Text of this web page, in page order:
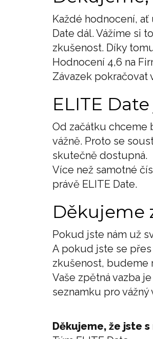
Každé hodnocení,
Date dál. Vážíme si
zkušenost. Díky
Hodnocení 4,6 na
Závazek pokračovat
ELITE
Od začátku chceme
vážně. Proto se
skutečně dostupná.
Více než samotné
právě ELITE Date.
Děkujeme
Pokud jste nám už
A pokud jste se
zkušenost, budeme
Vaše zpětná vazba
seznamku pro vážný
Děkujeme, že jste s